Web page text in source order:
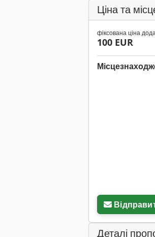
Ціна та
фіксована ціна
100 EUR
Деталі